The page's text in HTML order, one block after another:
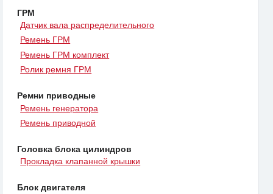
ГРМ
Датчик вала распределительного
Ремень ГРМ
Ремень ГРМ комплект
Ролик ремня ГРМ
Ремни приводные
Ремень генератора
Ремень приводной
Головка блока цилиндров
Прокладка клапанной крышки
Блок двигателя